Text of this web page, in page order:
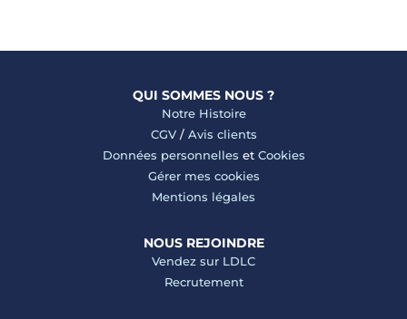
QUI SOMMES NOUS ?
Notre Histoire
CGV/ Avis clients
Données personnelles et Cookies
Gérer mes cookies
Mentions légales
NOUS REJOINDRE
Vendez sur LDLC
Recrutement